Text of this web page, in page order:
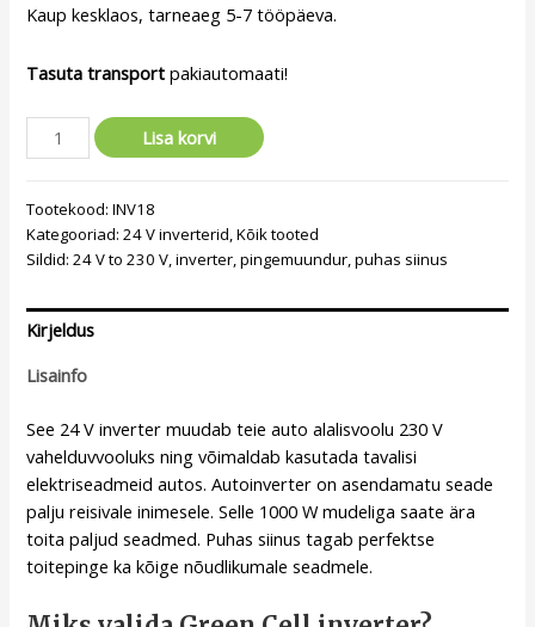
Kaup kesklaos, tarneaeg 5-7 tööpäeva.
Tasuta transport pakiautomaati!
Lisa korvi
Tootekood:INV18
Kategooriad:24 V inverterid,Kõik tooted
Sildid:24 V to 230 V,inverter,pingemuundur,puhas siinus
Kirjeldus
Lisainfo
See 24 V inverter muudab teie auto alalisvoolu 230 V
vahelduvvooluks ning võimaldab kasutada tavalisi
elektriseadmeid autos. Autoinverter on asendamatu seade
palju reisivale inimesele. Selle 1000 W mudeliga saate ära
toita paljud seadmed. Puhas siinus tagab perfektse
toitepinge ka kõige nõudlikumale seadmele.